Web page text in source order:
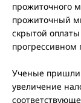
прожиточного
прожиточный
скрытой
прогрессивном
Ученые пришли
увеличение